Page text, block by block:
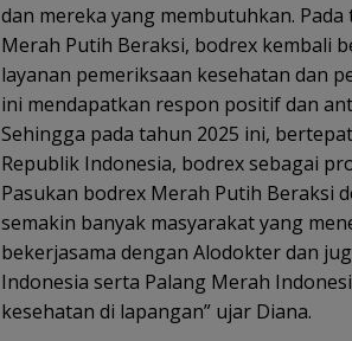
dan mereka yang membutuhkan.
Merah Putih Beraksi, bodrex kembali
layanan pemeriksaan kesehatan dan
ini mendapatkan respon positif dan
Sehingga pada tahun 2025 ini,
Republik Indonesia, bodrex sebagai
Pasukan bodrex Merah Putih Beraksi
semakin banyak masyarakat yang
bekerjasama dengan Alodokter dan
Indonesia serta Palang Merah
kesehatan di lapangan” ujar Diana.